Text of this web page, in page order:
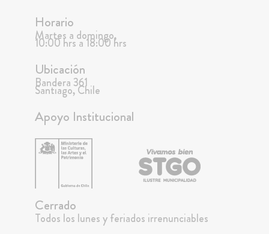
Horario
Martes a domingo,
10:00 hrs a 18:00 hrs
Ubicación
Bandera 361
Santiago, Chile
Apoyo Institucional
Cerrado
Todos los lunes y feriados irrenunciables